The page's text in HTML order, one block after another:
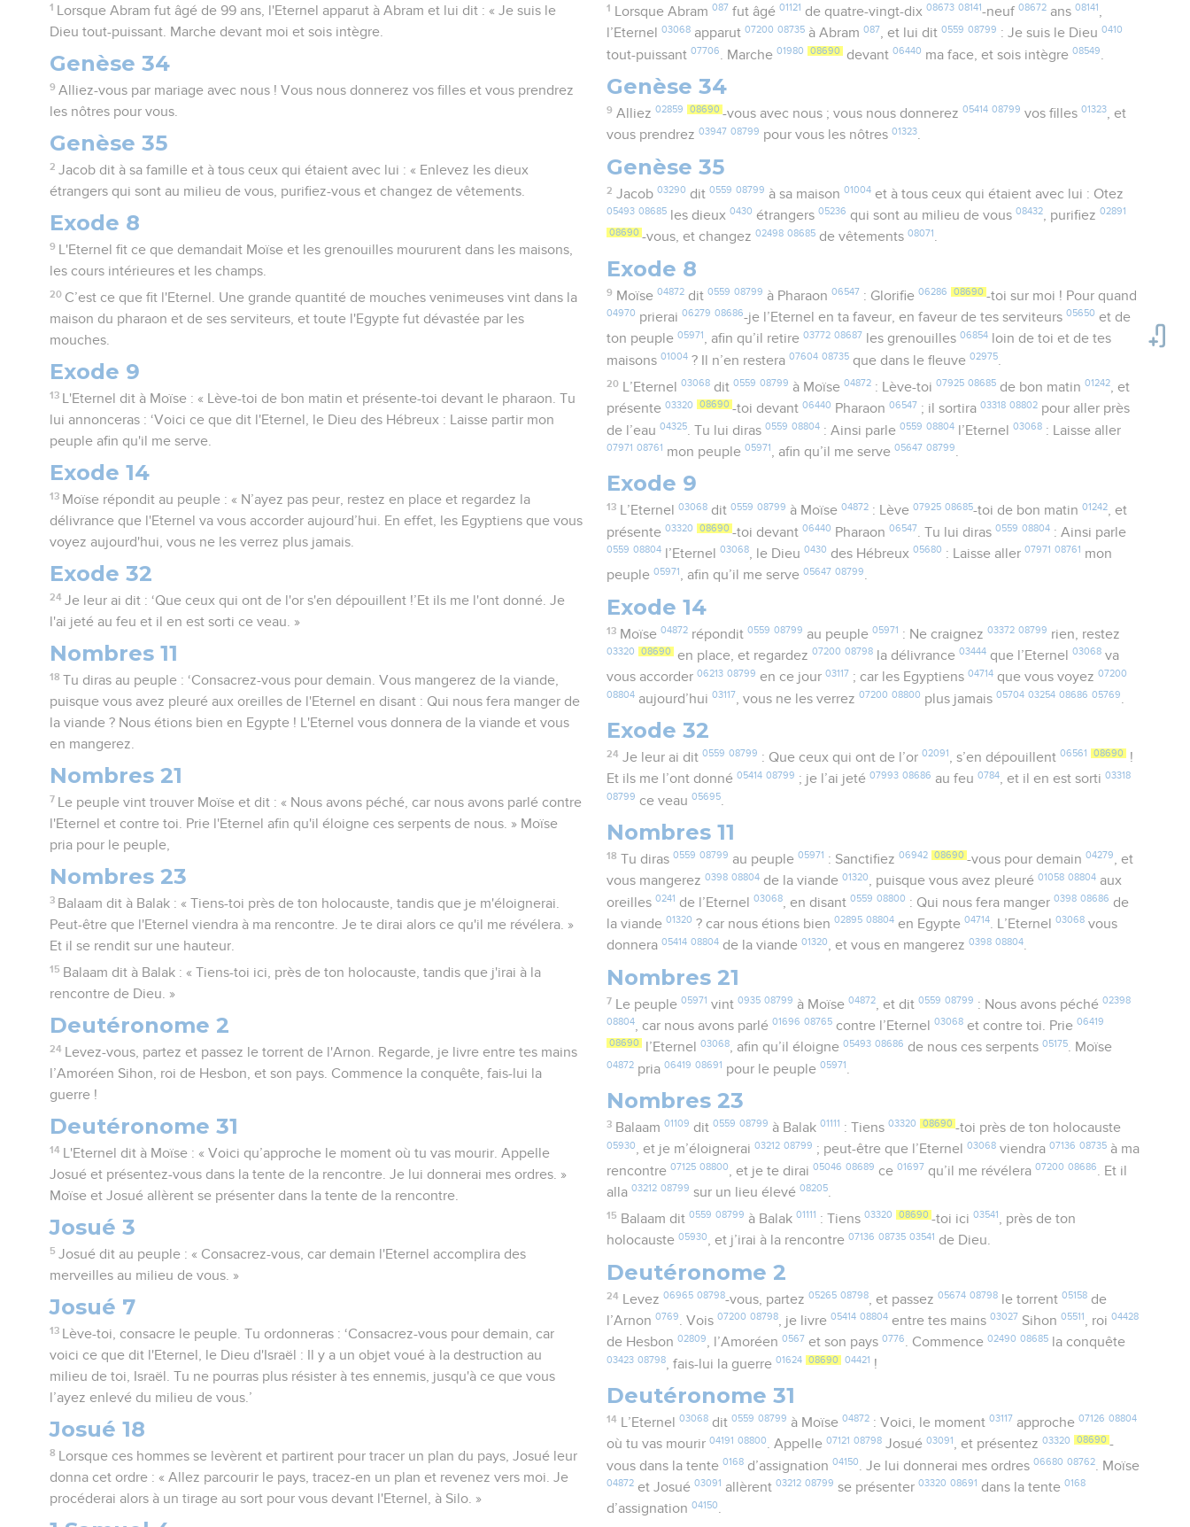
1
Lorsque Abram fut âgé de 99 ans, l'Eternel apparut à Abram et lui dit : « Je suis le
Dieu tout-puissant. Marche devant moi et sois intègre.
Genèse 34
9 Alliez-vous par mariage avec nous ! Vous nous donnerez vos filles et vous prendrez
les nôtres pour vous.
Genèse 35
2 Jacob dit à sa famille et à tous ceux qui étaient avec lui : « Enlevez les dieux
étrangers qui sont au milieu de vous, purifiez-vous et changez de vêtements.
Exode 8
9
L'Eternel fit ce que demandait Moïse et les grenouilles moururent dans les maisons,
les cours intérieures et les champs.
20 C’est ce que fit l'Eternel. Une grande quantité de mouches venimeuses vint dans la
maison du pharaon et de ses serviteurs, et toute l'Egypte fut dévastée par les
mouches.
Exode 9
13
L'Eternel dit à Moïse : « Lève-toi de bon matin et présente-toi devant le pharaon. Tu
lui annonceras : ‘Voici ce que dit l'Eternel, le Dieu des Hébreux : Laisse partir mon
peuple afin qu'il me serve.
Exode 14
13 Moïse répondit au peuple : « N’ayez pas peur, restez en place et regardez la
délivrance que l'Eternel va vous accorder aujourd’hui. En effet, les Egyptiens que vous
voyez aujourd'hui, vous ne les verrez plus jamais.
Exode 32
24 Je leur ai dit : ‘Que ceux qui ont de l'or s'en dépouillent !’Et ils me l'ont donné. Je
l'ai jeté au feu et il en est sorti ce veau. »
Nombres 11
18 Tu diras au peuple : ‘Consacrez-vous pour demain. Vous mangerez de la viande,
puisque vous avez pleuré aux oreilles de l'Eternel en disant : Qui nous fera manger de
la viande ? Nous étions bien en Egypte ! L'Eternel vous donnera de la viande et vous
en mangerez.
Nombres 21
7
Le peuple vint trouver Moïse et dit : « Nous avons péché, car nous avons parlé contre
l'Eternel et contre toi. Prie l'Eternel afin qu'il éloigne ces serpents de nous. » Moïse
pria pour le peuple,
Nombres 23
3 Balaam dit à Balak : « Tiens-toi près de ton holocauste, tandis que je m'éloignerai.
Peut-être que l'Eternel viendra à ma rencontre. Je te dirai alors ce qu'il me révélera. »
Et il se rendit sur une hauteur.
15 Balaam dit à Balak : « Tiens-toi ici, près de ton holocauste, tandis que j'irai à la
rencontre de Dieu. »
Deutéronome 2
24
Levez-vous, partez et passez le torrent de l'Arnon. Regarde, je livre entre tes mains
l’Amoréen Sihon, roi de Hesbon, et son pays. Commence la conquête, fais-lui la
guerre !
Deutéronome 31
14
L'Eternel dit à Moïse : « Voici qu’approche le moment où tu vas mourir. Appelle
Josué et présentez-vous dans la tente de la rencontre. Je lui donnerai mes ordres. »
Moïse et Josué allèrent se présenter dans la tente de la rencontre.
Josué 3
5 Josué dit au peuple : « Consacrez-vous, car demain l'Eternel accomplira des
merveilles au milieu de vous. »
Josué 7
13
Lève-toi, consacre le peuple. Tu ordonneras : ‘Consacrez-vous pour demain, car
voici ce que dit l'Eternel, le Dieu d'Israël : Il y a un objet voué à la destruction au
milieu de toi, Israël. Tu ne pourras plus résister à tes ennemis, jusqu'à ce que vous
l’ayez enlevé du milieu de vous.’
Josué 18
8
Lorsque ces hommes se levèrent et partirent pour tracer un plan du pays, Josué leur
donna cet ordre : « Allez parcourir le pays, tracez-en un plan et revenez vers moi. Je
procéderai alors à un tirage au sort pour vous devant l'Eternel, à Silo. »
1 Lorsque Abram 087 fut âgé 01121 de quatre-vingt-dix 08673 08141-neuf 08672ans 08141 ,
l’Eternel03068 apparut07200 08735 à Abram087, et lui dit0559 08799 : Je suis le Dieu0410
tout-puissant07706 . Marche01980 08690 devant06440 ma face, et sois intègre08549
Genèse 34
9 Alliez 02859 08690 -vous avec nous ; vous nous donnerez 05414 08799 vos filles 01323, et
vous prendrez03947 08799 pour vous les nôtres01323.
Genèse 35
2 Jacob 03290 dit 0559 08799 à sa maison 01004et à tous ceux qui étaient avec lui : Otez
05493 08685 les dieux0430 étrangers05236 qui sont au milieu de vous08432, purifiez02891
08690 -vous, et changez02498 08685 de vêtements08071.
Exode 8
9 Moïse 04872dit 0559 08799 à Pharaon 06547 : Glorifie 06286 08690 -toi sur moi ! Pour quand
04970 prierai06279 08686-je l’Eternel en ta faveur, en faveur de tes serviteurs05650 et de
ton peuple05971, afin qu’il retire03772 08687 les grenouilles06854
loin de toi et de tes
maisons01004 ? Il n’en restera07604 08735 que dans le fleuve02975
20 L’Eternel 03068dit 0559 08799 à Moïse 04872: Lève-toi 07925 08685de bon matin 01242, et
présente03320 08690 -toi devant06440 Pharaon06547 ; il sortira03318 08802 pour aller près
de l’eau04325 . Tu lui diras0559 08804 : Ainsi parle0559 08804 l’Eternel03068 : Laisse aller
07971 08761 mon peuple05971 , afin qu’il me serve05647 08799.
Exode 9
13 L’Eternel 03068dit 0559 08799 à Moïse 04872: Lève 07925 08685-toi de bon matin 01242, et
présente03320 08690 -toi devant06440 Pharaon06547 . Tu lui diras0559 08804 : Ainsi parle
0559 08804 l’Eternel03068, le Dieu0430 des Hébreux05680 : Laisse aller07971 08761
mon
peuple05971, afin qu’il me serve05647 08799.
Exode 14
13 Moïse 04872répondit 0559 08799 au peuple 05971 : Ne craignez 03372 08799 rien, restez
03320 08690 en place, et regardez07200 08798 la délivrance03444 que l’Eternel03068 va
vous accorder06213 08799 en ce jour03117 ; car les Egyptiens04714 que vous voyez07200
08804 aujourd’hui03117 , vous ne les verrez07200 08800 plus jamais05704 03254 08686 05769
Exode 32
24 Je leur ai dit 0559 08799 : Que ceux qui ont de l’or 02091 , s’en dépouillent 06561 08690 !
Et ils me l’ont donné05414 08799 ; je l’ai jeté07993 08686 au feu0784, et il en est sorti03318
08799 ce veau05695
Nombres 11
18 Tu diras 0559 08799 au peuple 05971 : Sanctifiez 06942 08690 -vous pour demain 04279, et
vous mangerez0398 08804 de la viande01320, puisque vous avez pleuré01058 08804 aux
oreilles0241 de l’Eternel03068 , en disant0559 08800 : Qui nous fera manger0398 08686 de
la viande01320 ? car nous étions bien02895 08804 en Egypte04714. L’Eternel03068 vous
donnera05414 08804 de la viande01320, et vous en mangerez0398 08804.
Nombres 21
7 Le peuple 05971 vint 0935 08799 à Moïse 04872, et dit 0559 08799 : Nous avons péché 02398
08804 , car nous avons parlé01696 08765 contre l’Eternel03068 et contre toi. Prie06419
08690 l’Eternel03068, afin qu’il éloigne05493 08686 de nous ces serpents05175. Moïse
04872 pria06419 08691 pour le peuple05971
Nombres 23
3 Balaam 01109 dit 0559 08799 à Balak 01111 : Tiens 03320 08690 -toi près de ton holocauste
05930, et je m’éloignerai03212 08799 ; peut-être que l’Eternel03068 viendra07136 08735 à ma
rencontre07125 08800 , et je te dirai05046 08689 ce01697 qu’il me révélera07200 08686
. Et il
alla03212 08799 sur un lieu élevé08205
15 Balaam dit 0559 08799 à Balak 01111 : Tiens 03320 08690 -toi ici 03541 , près de ton
holocauste05930, et j’irai à la rencontre07136 08735 03541 de Dieu.
Deutéronome 2
24 Levez 06965 08798-vous, partez 05265 08798, et passez 05674 08798le torrent 05158de
l’Arnon0769. Vois07200 08798, je livre05414 08804 entre tes mains03027 Sihon05511 , roi04428
de Hesbon02809, l’Amoréen0567 et son pays0776. Commence02490 08685 la conquête
03423 08798 , fais-lui la guerre01624 08690 04421 !
Deutéronome 31
14 L’Eternel 03068dit 0559 08799 à Moïse 04872: Voici, le moment 03117 approche 07126 08804
où tu vas mourir04191 08800. Appelle07121 08798 Josué03091 , et présentez03320 08690 -
vous dans la tente0168 d’assignation04150 . Je lui donnerai mes ordres06680 08762 . Moïse
04872 et Josué03091 allèrent03212 08799 se présenter03320 08691 dans la tente0168
d’assignation04150.